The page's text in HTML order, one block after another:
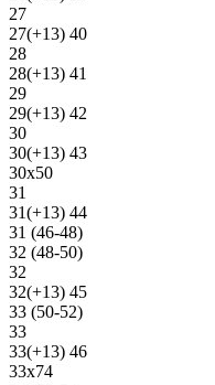
27
27(+13) 40
28
28(+13) 41
29
29(+13) 42
30
30(+13) 43
30х50
31
31(+13) 44
31 (46-48)
32 (48-50)
32
32(+13) 45
33 (50-52)
33
33(+13) 46
33х74